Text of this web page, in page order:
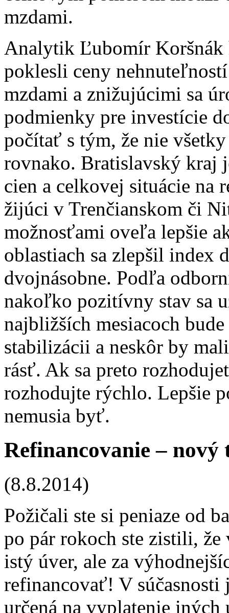
mzdami.
Analytik Ľubomír Koršnák
poklesli ceny
mzdami a znižujúcimi sa
podmienky pre investície
počítať s tým, že nie
rovnako. Bratislavský kraj
cien a celkovej situácie na
žijúci v Trenčianskom či
možnosťami oveľa lepšie
oblastiach sa zlepšil index
dvojnásobne. Podľa
nakoľko pozitívny stav sa
najbližších mesiacoch
stabilizácii a neskôr by
rásť. Ak sa preto
rozhodujte rýchlo. Lepšie
nemusia byť.
Refinancovanie – nový
(8.8.2014)
Požičali ste si peniaze od
po pár rokoch ste zistili,
istý úver, ale za
refinancovať! V súčasnosti
určená na vyplatenie iných